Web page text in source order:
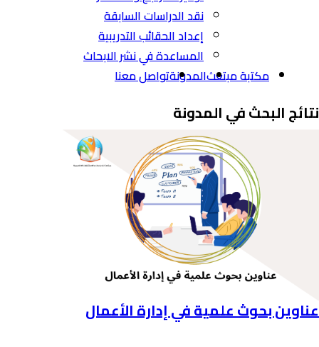
نقد الدراسات السابقة
إعداد الحقائب التدريبية
المساعدة في نشر الابحاث
مكتبة مبتعثالمدونةتواصل معنا
نتائج البحث في المدونة
عناوين بحوث علمية في إدارة الأعمال